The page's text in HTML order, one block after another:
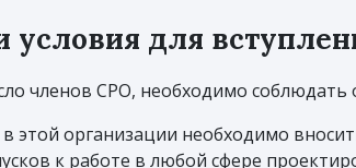
условия для
членов СРО, необходимо соблюдать
этой организации необходимо
к работе в любой сфере